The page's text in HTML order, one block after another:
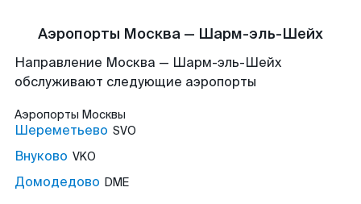
Аэропорты Москва — Шарм-эль-Шейх
Направление Москва — Шарм-эль-Шейх
обслуживают следующие аэропорты
Аэропорты Москвы
Шереметьево SVO
Внуково VKO
Домодедово DME